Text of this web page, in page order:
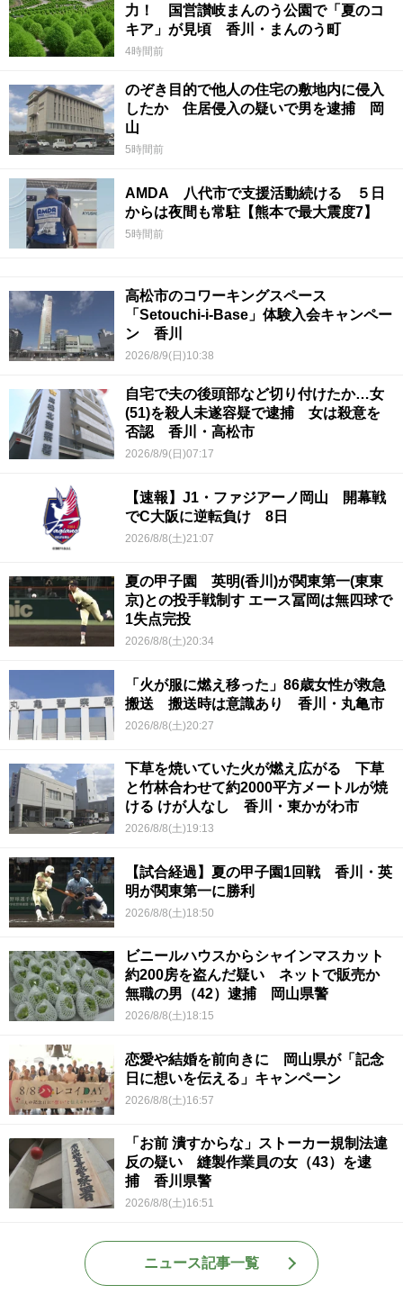
力！ 国営讃岐まんのう公園で「夏のコ
キア」が見頃 香川・まんのう町
4時間前
のぞき目的で他人の住宅の敷地内に侵入
したか 住居侵入の疑いで男を逮捕 岡
山
5時間前
AMDA 八代市で支援活動続ける ５日
からは夜間も常駐【熊本で最大震度7】
5時間前
高松市のコワーキングスペース
「Setouchi-i-Base」体験入会キャンペー
ン 香川
2026/8/9(日)10:38
自宅で夫の後頭部など切り付けたか…女
(51)を殺人未遂容疑で逮捕 女は殺意を
否認 香川・高松市
2026/8/9(日)07:17
【速報】J1・ファジアーノ岡山 開幕戦
でC大阪に逆転負け 8日
2026/8/8(土)21:07
夏の甲子園 英明(香川)が関東第一(東東
京)との投手戦制す エース冨岡は無四球で
1失点完投
2026/8/8(土)20:34
「火が服に燃え移った」86歳女性が救急
搬送 搬送時は意識あり 香川・丸亀市
2026/8/8(土)20:27
下草を焼いていた火が燃え広がる 下草
と竹林合わせて約2000平方メートルが焼
ける けが人なし 香川・東かがわ市
2026/8/8(土)19:13
【試合経過】夏の甲子園1回戦 香川・英
明が関東第一に勝利
2026/8/8(土)18:50
ビニールハウスからシャインマスカット
約200房を盗んだ疑い ネットで販売か
無職の男（42）逮捕 岡山県警
2026/8/8(土)18:15
恋愛や結婚を前向きに 岡山県が「記念
日に想いを伝える」キャンペーン
2026/8/8(土)16:57
「お前 潰すからな」ストーカー規制法違
反の疑い 縫製作業員の女（43）を逮
捕 香川県警
2026/8/8(土)16:51
ニュース記事一覧